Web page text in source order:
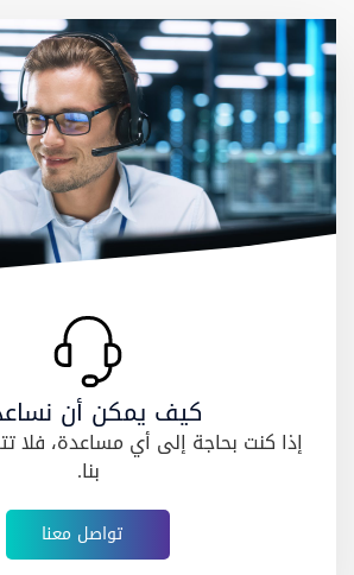
كيف يمكن أن
إذا كنت بحاجة إلى أي مساعدة، فلا
بنا.
تواصل معنا